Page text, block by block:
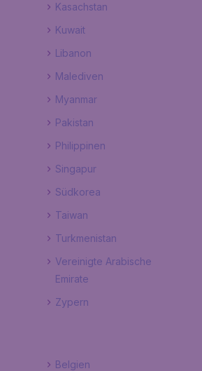
Kasachstan
Kuwait
Libanon
Malediven
Myanmar
Pakistan
Philippinen
Singapur
Südkorea
Taiwan
Turkmenistan
Vereinigte Arabische
Emirate
Zypern
Belgien